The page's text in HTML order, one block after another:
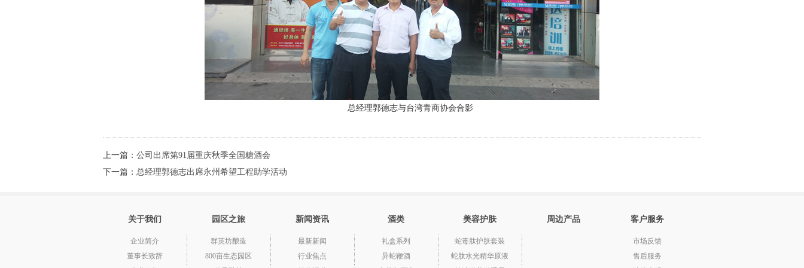
总经理郭德志与台湾青商协会合影
上一篇： 公司出席第91届重庆秋季全国糖酒会
下一篇： 总经理郭德志出席永州希望工程助学活动
关于我们
企业简介
董事长致辞
园区之旅
群英坊酿造
800亩生态园区
新闻资讯
最新新闻
行业焦点
酒类
礼盒系列
异蛇鞭酒
美容护肤
蛇毒肽护肤套装
蛇肽水光精华原液
周边产品 客户服务
市场反馈
售后服务